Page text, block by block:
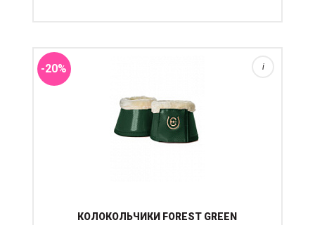
-20%
КОЛОКОЛЬЧИКИ FOREST GREEN
i